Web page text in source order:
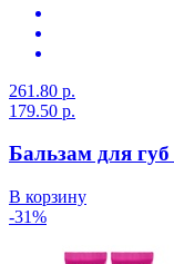
261.80 р.
179.50 р.
Бальзам для
В корзину
-31%